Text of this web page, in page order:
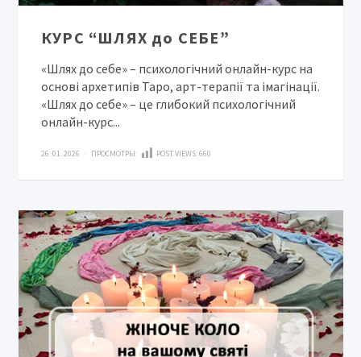
КУРС “ШЛЯХ до СЕБЕ”
«Шлях до себе» – психологічний онлайн-курс на
основі архетипів Таро, арт-терапії та імагінації.
«Шлях до себе» – це глибокий психологічний
онлайн-курс...
26. 01. 2026 · ПРОСМОТРЫ: POST VIEWS:660